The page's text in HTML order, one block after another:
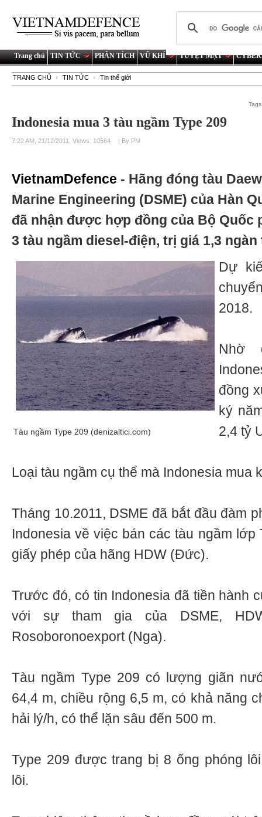
Trang chủ TIN TỨC PHÂN TÍCH VŨ KHÍ TUYỆT MẬT
TRANG CHỦ TIN TỨC Tin thế giới
Indonesia mua 3 tàu ngầm Type 209
7:22 AM, 21/12/2011, Views: 10564 | By PM
VietnamDefence - Hãng đóng tàu
Marine Engineering (DSME) của Hàn
đã nhận được hợp đồng của Bộ Quốc
3 tàu ngầm diesel-điện, trị giá 1,3 ngàn
Tàu ngầm Type 209 (denizaltici.com)
Dự
2018.
Nhờ
đồng
ký
2,4 tỷ
Loại tàu ngầm cụ thể mà Indonesia mua
Tháng 10.2011, DSME đã bắt đầu đàm
Indonesia về việc bán các tàu ngầm lớp
giấy phép của hãng HDW (Đức).
Trước đó, có tin Indonesia đã tiền hành
với sự tham gia của DSME,
Rosoboronoexport (Nga).
Tàu ngầm Type 209 có lượng giãn
64,4 m, chiều rộng 6,5 m, có khả năng
hải lý/h, có thể lặn sâu đến 500 m.
Type 209 được trang bị 8 ống phóng
lôi.